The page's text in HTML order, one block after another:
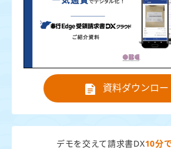
資料ダウンロー
デモを交えて請求書DX10分